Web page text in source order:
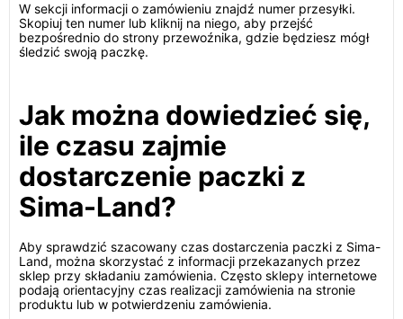
W sekcji informacji o zamówieniu znajdź numer przesyłki.
Skopiuj ten numer lub kliknij na niego, aby przejść
bezpośrednio do strony przewoźnika, gdzie będziesz mógł
śledzić swoją paczkę.
Jak można dowiedzieć się,
ile czasu zajmie
dostarczenie paczki z
Sima-Land?
Aby sprawdzić szacowany czas dostarczenia paczki z Sima-
Land, można skorzystać z informacji przekazanych przez
sklep przy składaniu zamówienia. Często sklepy internetowe
podają orientacyjny czas realizacji zamówienia na stronie
produktu lub w potwierdzeniu zamówienia.